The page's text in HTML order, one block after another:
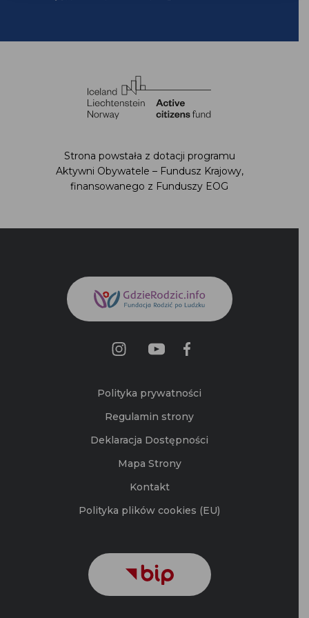
Strona powstała z dotacji programu
Aktywni Obywatele – Fundusz Krajowy,
finansowanego z Funduszy EOG
Polityka prywatności
Regulamin strony
Deklaracja Dostępności
Mapa Strony
Kontakt
Polityka plików cookies (EU)